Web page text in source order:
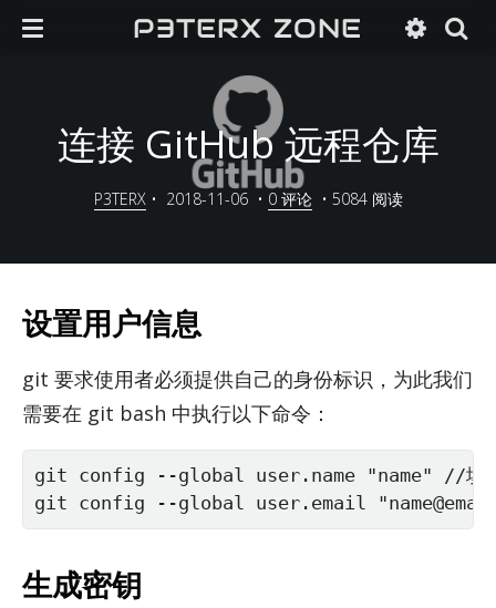
P3TERX ZONE
连接 GitHub 远程仓库
P3TERX• 2018-11-06• 0 评论• 5084 阅读
设置用户信息
git 要求使用者必须提供自己的身份标识，为此我们
需要在 git bash 中执行以下命令：
git config --global user.name "name" //填写
git config --global user.email
生成密钥